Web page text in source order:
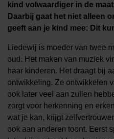
kind volwaardiger in de
Daarbij gaat het niet alleen
geeft aan je kind mee: Dit
Liedewij is moeder van twee
oud. Het maken van muziek
haar kinderen. Het draagt bij
ontwikkeling. Ze ontwikkelen
ook later veel aan zullen
zorgt voor herkenning en
wat je kan, krijgt
ook aan anderen toont. Eerst